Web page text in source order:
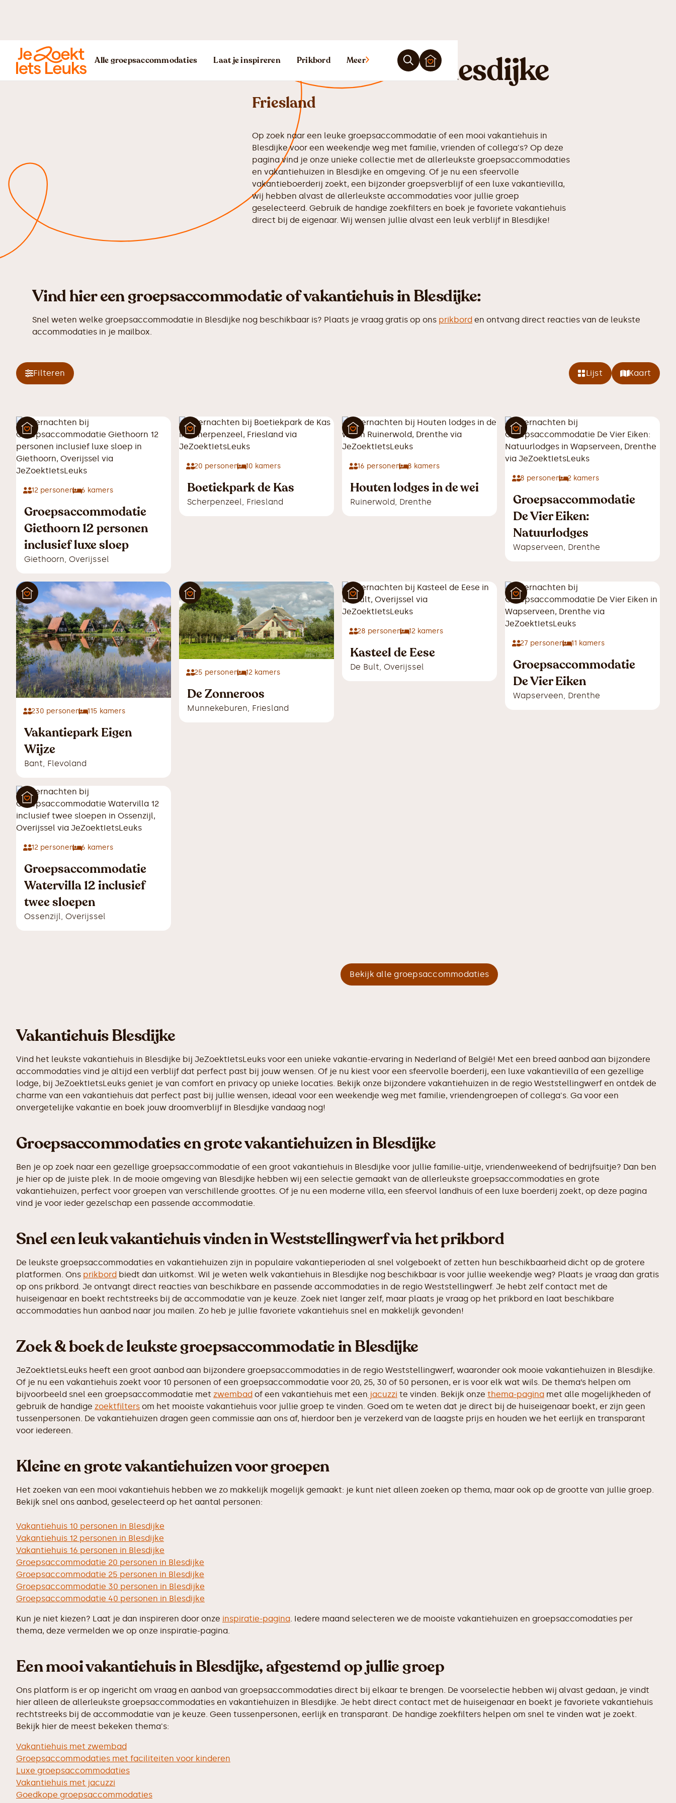
Alle groepsaccommodaties Laat je inspireren Prikbord Meer
Vakantiehuis Blesdijke
Friesland
Op zoek naar een leuke groepsaccommodatie of een mooi vakantiehuis in
Blesdijke voor een weekendje weg met familie, vrienden of collega's? Op deze
pagina vind je onze unieke collectie met de allerleukste groepsaccommodaties
en vakantiehuizen in Blesdijke en omgeving. Of je nu een sfeervolle
vakantieboerderij zoekt, een bijzonder groepsverblijf of een luxe vakantievilla,
wij hebben alvast de allerleukste accommodaties voor jullie groep
geselecteerd. Gebruik de handige zoekfilters en boek je favoriete vakantiehuis
direct bij de eigenaar. Wij wensen jullie alvast een leuk verblijf in Blesdijke!
Vind hier een groepsaccommodatie of vakantiehuis in Blesdijke:
Snel weten welke groepsaccommodatie in Blesdijke nog beschikbaar is? Plaats je vraag gratis op ons prikbord en ontvang direct reacties van de leukste
accommodaties in je mailbox.
Filteren Lijst Kaart
12 personen 6 kamers
Groepsaccommodatie
Giethoorn 12 personen
inclusief luxe sloep
Giethoorn, Overijssel
20 personen 10 kamers
Boetiekpark de Kas
Scherpenzeel, Friesland
16 personen 8 kamers
Houten lodges in de wei
Ruinerwold, Drenthe
8 personen 2 kamers
Groepsaccommodatie
De Vier Eiken:
Natuurlodges
Wapserveen, Drenthe
230 personen 115 kamers
Vakantiepark Eigen
Wijze
Bant, Flevoland
25 personen 12 kamers
De Zonneroos
Munnekeburen, Friesland
28 personen 12 kamers
Kasteel de Eese
De Bult, Overijssel
27 personen 11 kamers
Groepsaccommodatie
De Vier Eiken
Wapserveen, Drenthe
12 personen 6 kamers
Groepsaccommodatie
Watervilla 12 inclusief
twee sloepen
Ossenzijl, Overijssel
Bekijk alle groepsaccommodaties
Vakantiehuis Blesdijke
Vind het leukste vakantiehuis in Blesdijke bij JeZoektIetsLeuks voor een unieke vakantie-ervaring in Nederland of België! Met een breed aanbod aan bijzondere
accommodaties vind je altijd een verblijf dat perfect past bij jouw wensen. Of je nu kiest voor een sfeervolle boerderij, een luxe vakantievilla of een gezellige
lodge, bij JeZoektIetsLeuks geniet je van comfort en privacy op unieke locaties. Bekijk onze bijzondere vakantiehuizen in de regio Weststellingwerf en ontdek de
charme van een vakantiehuis dat perfect past bij jullie wensen, ideaal voor een weekendje weg met familie, vriendengroepen of collega's. Ga voor een
onvergetelijke vakantie en boek jouw droomverblijf in Blesdijke vandaag nog!
Groepsaccommodaties en grote vakantiehuizen in Blesdijke
Ben je op zoek naar een gezellige groepsaccommodatie of een groot vakantiehuis in Blesdijke voor jullie familie-uitje, vriendenweekend of bedrijfsuitje? Dan ben
je hier op de juiste plek. In de mooie omgeving van Blesdijke hebben wij een selectie gemaakt van de allerleukste groepsaccommodaties en grote
vakantiehuizen, perfect voor groepen van verschillende groottes. Of je nu een moderne villa, een sfeervol landhuis of een luxe boerderij zoekt, op deze pagina
vind je voor ieder gezelschap een passende accommodatie.
Snel een leuk vakantiehuis vinden in Weststellingwerf via het prikbord
De leukste groepsaccommodaties en vakantiehuizen zijn in populaire vakantieperioden al snel volgeboekt of zetten hun beschikbaarheid dicht op de grotere
platformen. Ons prikbord biedt dan uitkomst. Wil je weten welk vakantiehuis in Blesdijke nog beschikbaar is voor jullie weekendje weg? Plaats je vraag dan gratis
op ons prikbord. Je ontvangt direct reacties van beschikbare en passende accommodaties in de regio Weststellingwerf. Je hebt zelf contact met de
huiseigenaar en boekt rechtstreeks bij de accommodatie van je keuze. Zoek niet langer zelf, maar plaats je vraag op het prikbord en laat beschikbare
accommodaties hun aanbod naar jou mailen. Zo heb je jullie favoriete vakantiehuis snel en makkelijk gevonden!
Zoek & boek de leukste groepsaccommodatie in Blesdijke
JeZoektIetsLeuks heeft een groot aanbod aan bijzondere groepsaccommodaties in de regio Weststellingwerf, waaronder ook mooie vakantiehuizen in Blesdijke.
Of je nu een vakantiehuis zoekt voor 10 personen of een groepsaccommodatie voor 20, 25, 30 of 50 personen, er is voor elk wat wils. De thema’s helpen om
bijvoorbeeld snel een groepsaccommodatie met zwembad of een vakantiehuis met een jacuzzi te vinden. Bekijk onze thema-pagina met alle mogelijkheden of
gebruik de handige zoektfilters om het mooiste vakantiehuis voor jullie groep te vinden. Goed om te weten dat je direct bij de huiseigenaar boekt, er zijn geen
tussenpersonen. De vakantiehuizen dragen geen commissie aan ons af, hierdoor ben je verzekerd van de laagste prijs en houden we het eerlijk en transparant
voor iedereen.
Kleine en grote vakantiehuizen voor groepen
Het zoeken van een mooi vakantiehuis hebben we zo makkelijk mogelijk gemaakt: je kunt niet alleen zoeken op thema, maar ook op de grootte van jullie groep.
Bekijk snel ons aanbod, geselecteerd op het aantal personen:
Vakantiehuis 10 personen in Blesdijke
Vakantiehuis 12 personen in Blesdijke
Vakantiehuis 16 personen in Blesdijke
Groepsaccommodatie 20 personen in Blesdijke
Groepsaccommodatie 25 personen in Blesdijke
Groepsaccommodatie 30 personen in Blesdijke
Groepsaccommodatie 40 personen in Blesdijke
Kun je niet kiezen? Laat je dan inspireren door onze inspiratie-pagina. Iedere maand selecteren we de mooiste vakantiehuizen en groepsaccomodaties per
thema, deze vermelden we op onze inspiratie-pagina.
Een mooi vakantiehuis in Blesdijke, afgestemd op jullie groep
Ons platform is er op ingericht om vraag en aanbod van groepsaccommodaties direct bij elkaar te brengen. De voorselectie hebben wij alvast gedaan, je vindt
hier alleen de allerleukste groepsaccommodaties en vakantiehuizen in Blesdijke. Je hebt direct contact met de huiseigenaar en boekt je favoriete vakantiehuis
rechtstreeks bij de accommodatie van je keuze. Geen tussenpersonen, eerlijk en transparant. De handige zoekfilters helpen om snel te vinden wat je zoekt.
Bekijk hier de meest bekeken thema's:
Vakantiehuis met zwembad
Groepsaccommodaties met faciliteiten voor kinderen
Luxe groepsaccommodaties
Vakantiehuis met jacuzzi
Goedkope groepsaccommodaties